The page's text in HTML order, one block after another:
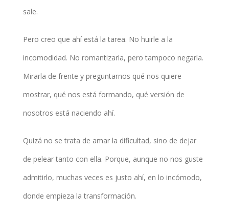
sale.
Pero creo que ahí está la tarea. No huirle a la
incomodidad. No romantizarla, pero tampoco negarla.
Mirarla de frente y preguntarnos qué nos quiere
mostrar, qué nos está formando, qué versión de
nosotros está naciendo ahí.
Quizá no se trata de amar la dificultad, sino de dejar
de pelear tanto con ella. Porque, aunque no nos guste
admitirlo, muchas veces es justo ahí, en lo incómodo,
donde empieza la transformación.